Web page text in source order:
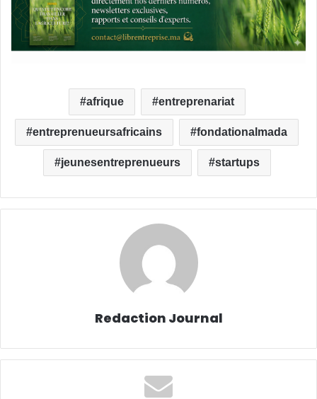
afrique entreprenariat
entreprenueursafricains fondationalmada
jeunesentreprenueurs startups
Redaction Journal